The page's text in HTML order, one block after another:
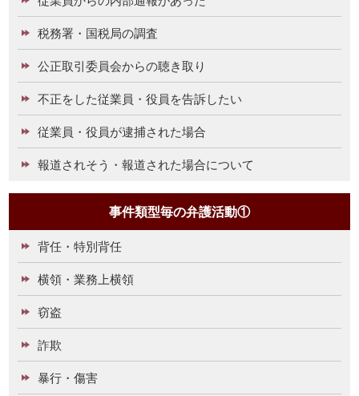
税務署・国税局の調査
公正取引委員会からの聴き取り
不正をした従業員・役員を告訴したい
従業員・役員が逮捕された場合
報道されそう・報道された場合について
事件類型毎の弁護活動①
背任・特別背任
横領・業務上横領
窃盗
詐欺
暴行・傷害